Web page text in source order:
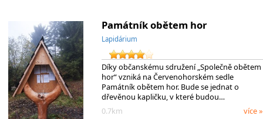
Památník obětem hor
Lapidárium
Díky občanskému sdružení „Společně obětem
hor“ vzniká na Červenohorském sedle
Památník obětem hor. Bude se jednat o
dřevěnou kapličku, v které budou…
0.7km
více »